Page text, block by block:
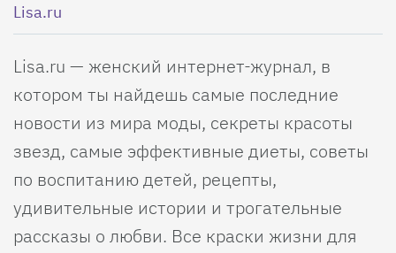
Lisa.ru
Lisa.ru — женский интернет-журнал, в
котором ты найдешь самые последние
новости из мира моды, секреты красоты
звезд, самые эффективные диеты, советы
по воспитанию детей, рецепты,
удивительные истории и трогательные
рассказы о любви. Все краски жизни для